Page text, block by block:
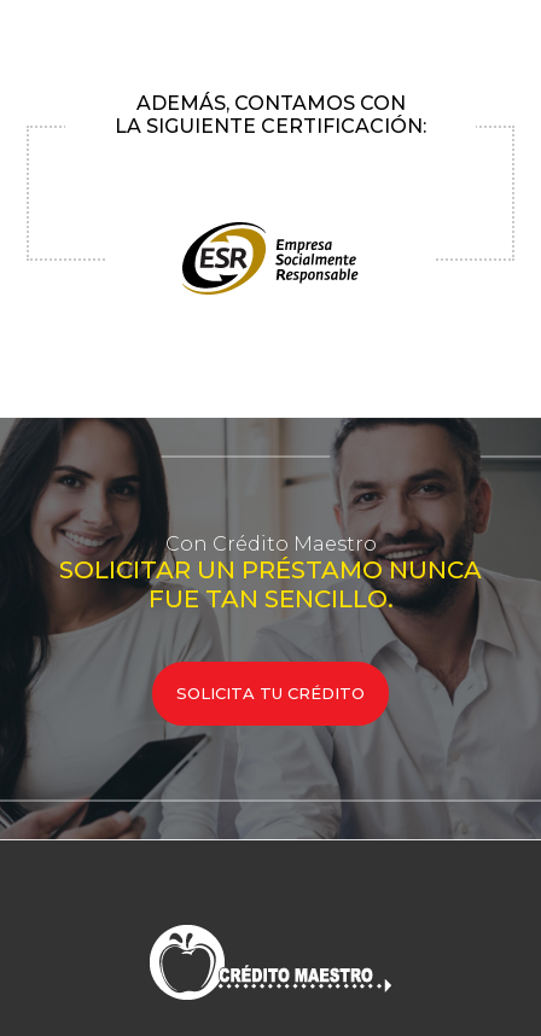
ADEMÁS, CONTAMOS CON
LA SIGUIENTE CERTIFICACIÓN:
Con Crédito Maestro
SOLICITAR UN PRÉSTAMO NUNCA
FUE TAN SENCILLO.
SOLICITA TU CRÉDITO